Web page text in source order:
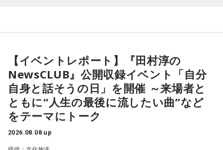
「ニッポン放送ショウアップナイター ヤクルト×DeNA」
■放送日時：8月15日（土） 17時50分～試合終了 （延長対
応あり）
■スペシャルゲスト解説：髙津臣吾
■実況：師岡正雄アナウンサー
■番組X：@showup1242
【2位】蟹座（かに座）
好調な運気で心地よく過ごせる1日となりそうです。直感が冴
えやすい運気なので、選択に迷った際は自分の直感を参考に
してみてください。
【3位】蠍座（さそり座）
学びや成長ができそうな1日です。今日は視野が広がりやすく
【イベントレポート】『田村淳の
NewsCLUB』公開収録イベント「自分
自身と話そうの日」を開催 ～来場者と
ともに“人生の最後に流したい曲”など
をテーマにトーク
2026.08.08 up